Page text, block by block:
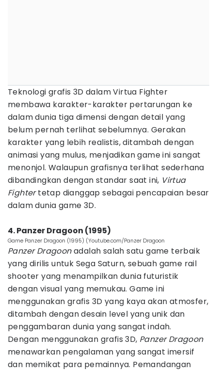
Teknologi grafis 3D dalam Virtua Fighter
membawa karakter-karakter pertarungan ke
dalam dunia tiga dimensi dengan detail yang
belum pernah terlihat sebelumnya. Gerakan
karakter yang lebih realistis, ditambah dengan
animasi yang mulus, menjadikan game ini sangat
menonjol. Walaupun grafisnya terlihat sederhana
dibandingkan dengan standar saat ini, Virtua
Fightertetap dianggap sebagai pencapaian besar
dalam dunia game 3D.
4. Panzer Dragoon (1995)
Game Panzer Dragoon (1995) (Youtube.com/Panzer Dragoon
Panzer Dragoonadalah salah satu game terbaik
yang dirilis untuk Sega Saturn, sebuah game rail
shooter yang menampilkan dunia futuristik
dengan visual yang memukau. Game ini
menggunakan grafis 3D yang kaya akan atmosfer,
ditambah dengan desain level yang unik dan
penggambaran dunia yang sangat indah.
Dengan menggunakan grafis 3D, Panzer Dragoon
menawarkan pengalaman yang sangat imersif
dan memikat para pemainnya. Pemandangan